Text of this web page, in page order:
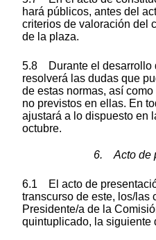
hará públicos, antes del
criterios de valoración del
de la plaza.
5.8 Durante el desarrollo
resolverá las dudas que
de estas normas, así
no previstos en ellas. En
ajustará a lo dispuesto en
octubre.
6. Acto de
6.1 El acto de
transcurso de este, los/las
Presidente/a de la
quintuplicado, la siguiente